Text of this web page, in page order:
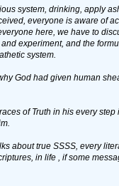
system, drinking, apply
everyone is aware of
here, we have to
experiment, and the
system.
God had given human
of Truth in his every step
about true SSSS, every
in life , if some